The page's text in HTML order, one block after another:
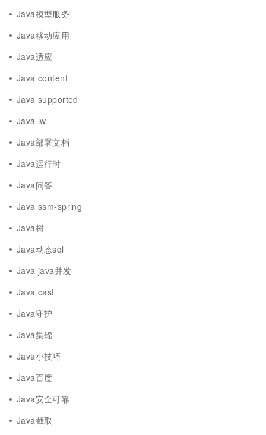
Java模型服务
Java移动应用
Java适应
Java content
Java supported
Java lw
Java部署文档
Java运行时
Java问答
Java ssm-spring
Java树
Java动态sql
Java java并发
Java cast
Java守护
Java集锦
Java小技巧
Java百度
Java安全可靠
Java截取